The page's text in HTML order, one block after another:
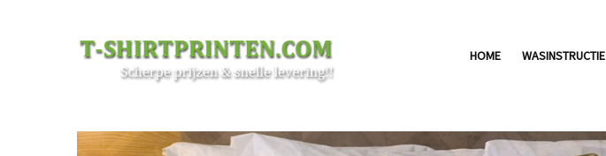
HOME WASINSTRUCTIE